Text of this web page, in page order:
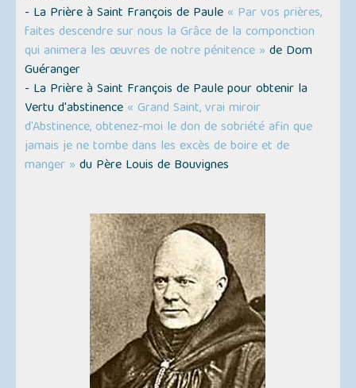
- La Prière à Saint François de Paule « Par vos prières,
faites descendre sur nous la Grâce de la componction
qui animera les œuvres de notre pénitence » de Dom
Guéranger
- La Prière à Saint François de Paule pour obtenir la
Vertu d'abstinence « Grand Saint, vrai miroir
d'Abstinence, obtenez-moi le don de sobriété afin que
jamais je ne tombe dans les excès de boire et de
manger » du Père Louis de Bouvignes